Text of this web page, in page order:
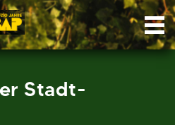
Stadt-